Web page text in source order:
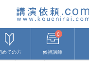
めての方
0
候補講師